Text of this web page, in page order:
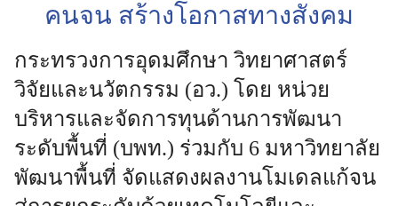
คนจน สร้างโอกาสทางสังคม
กระทรวงการอุดมศึกษา วิทยาศาสตร์
วิจัยและนวัตกรรม (อว.) โดย หน่วย
บริหารและจัดการทุนด้านการพัฒนา
ระดับพื้นที่ (บพท.) ร่วมกับ 6 มหาวิทยาลัย
พัฒนาพื้นที่ จัดแสดงผลงานโมเดลแก้จน